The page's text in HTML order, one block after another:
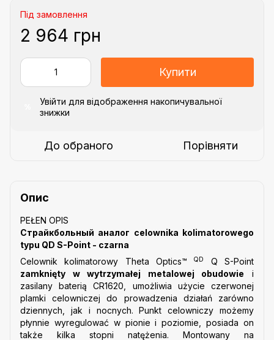
Під замовлення
2 964 грн
Купити
Увійти для відображення накопичувальної
знижки
До обраного Порівняти
Опис
PEŁEN OPIS
Страйкбольный аналог celownika kolimatorowego
typu QD S-Point - czarna
Celownik kolimatorowy Theta Optics™ QD
Q S-Point
zamknięty w wytrzymałej metalowej obudowie i
zasilany baterią CR1620, umożliwia użycie czerwonej
plamki celowniczej do prowadzenia działań zarówno
dziennych, jak i nocnych. Punkt celowniczy możemy
płynnie wyregulować w pionie i poziomie, posiada on
także kilka stopni natężenia. Montowany na